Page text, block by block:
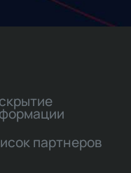
партнеров